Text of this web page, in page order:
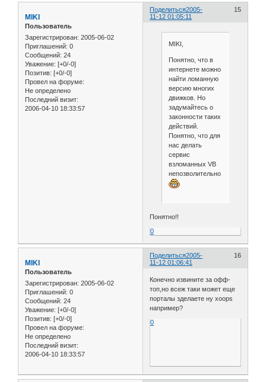
Поделиться 15
2005-
11-12 01:05:11
MIKI
Пользователь
Зарегистрирован: 2005-06-02
Приглашений: 0
Сообщений: 24
Уважение: [+0/-0]
Позитив: [+0/-0]
Провел на форуме:
Не определено
Последний визит:
2006-04-10 18:33:57
MIKI,
Понятно, что в
интернете можно
найти ломанную
версию многих
движков. Но
задумайтесь о
законности таких
действий.
Понятно, что для
нас делать
сервис
взломанных VB
непозволительно
Понятно!!
0
Поделиться 16
2005-
11-12 01:06:41
MIKI
Пользователь
Зарегистрирован: 2005-06-02
Приглашений: 0
Сообщений: 24
Уважение: [+0/-0]
Позитив: [+0/-0]
Провел на форуме:
Не определено
Последний визит:
2006-04-10 18:33:57
Конечно извините за офф-
топ,но всеж таки может еще
порталы зделаете ну xoops
например?
0